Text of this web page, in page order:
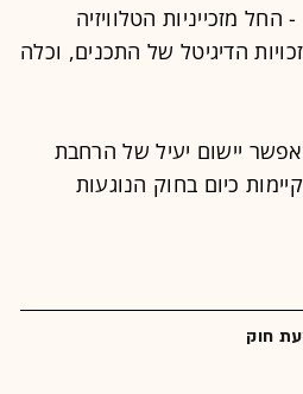
מזכייניות הטלוויזיה
הדיגיטל של התכנים, וכלה
יישום יעיל של הרחבת
כיום בחוק הנוגעות
חוק